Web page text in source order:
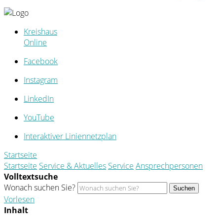
Kreishaus
Online
Facebook
Instagram
LinkedIn
YouTube
Interaktiver Liniennetzplan
Startseite
Startseite Service & Aktuelles Service Ansprechpersonen
Volltextsuche
Wonach suchen Sie?
Suchen
Vorlesen
Inhalt